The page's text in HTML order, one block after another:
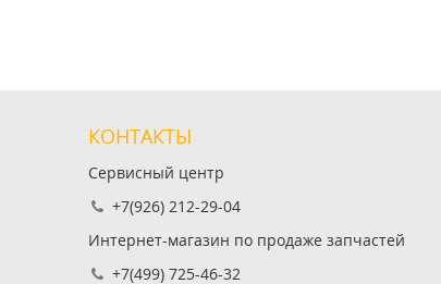
КОНТАКТЫ
Сервисный центр
+7(926) 212-29-04
Интернет-магазин по продаже запчастей
+7(499) 725-46-32